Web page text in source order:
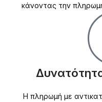
κάνοντας την
Η πληρωμή με